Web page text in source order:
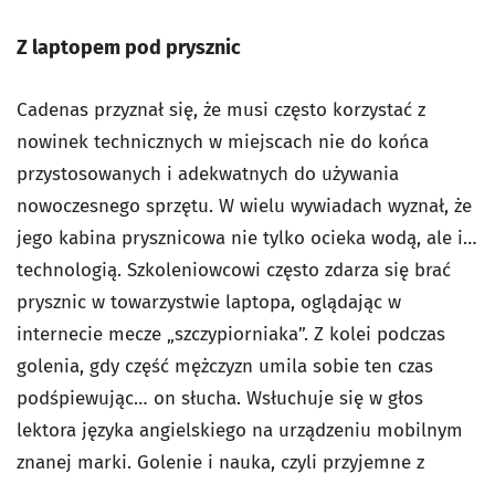
Z laptopem pod prysznic
Cadenas przyznał się, że musi często korzystać z
nowinek technicznych w miejscach nie do końca
przystosowanych i adekwatnych do używania
nowoczesnego sprzętu. W wielu wywiadach wyznał, że
jego kabina prysznicowa nie tylko ocieka wodą, ale i…
technologią. Szkoleniowcowi często zdarza się brać
prysznic w towarzystwie laptopa, oglądając w
internecie mecze „szczypiorniaka”. Z kolei podczas
golenia, gdy część mężczyzn umila sobie ten czas
podśpiewując… on słucha. Wsłuchuje się w głos
lektora języka angielskiego na urządzeniu mobilnym
znanej marki. Golenie i nauka, czyli przyjemne z